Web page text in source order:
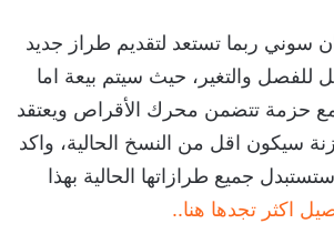
سوني ربما تستعد لتقديم طراز جديد
والتغير، حيث سيتم بيعة اما
حزمة تتضمن محرك الأقراص ويعتقد
سيكون اقل من النسخ الحالية، واكد
جميع طرازاتها الحالية بهذا
اكثر تجدها هنا..